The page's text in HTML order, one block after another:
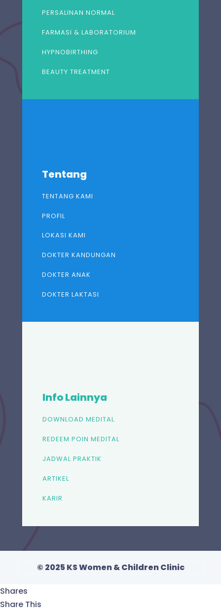
PERSALINAN NORMAL
FARMASI & LABORATORIUM
HYPNOBIRTHING
BEAUTY TREATMENT
Tentang
TENTANG KAMI
PROFIL
LOKASI KAMI
DOKTER KANDUNGAN
DOKTER ANAK
DOKTER LAKTASI
Info Lainnya
DOWNLOAD MEDITAL
REDEEM POIN MEDITAL
JADWAL PRAKTIK
ARTIKEL
KARIR
© 2025 KS Women & Children Clinic
Shares
Share This